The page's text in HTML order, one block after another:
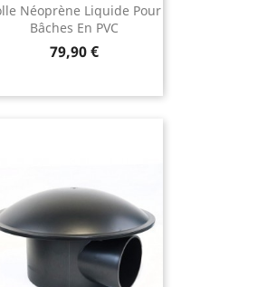
Néoprène Liquide Pour
Bâches En PVC
Prix
79,90 €